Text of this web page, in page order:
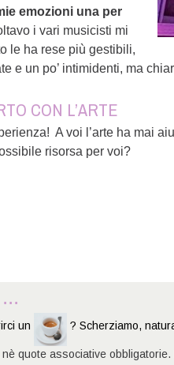
emozioni una per
i vari musicisti mi
le ha rese più gestibili,
e un po’ intimidenti, ma
CON L’ARTE
A voi l’arte ha mai
risorsa per voi?
un ? Scherziamo,
quote associative